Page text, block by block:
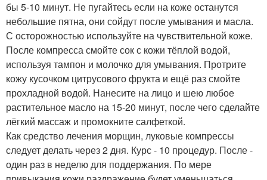
бы 5-10 минут. Не пугайтесь если на коже останутся
небольшие пятна, они сойдут после умывания и масла.
С осторожностью используйте на чувствительной коже.
После компресса смойте сок с кожи тёплой водой,
используя тампон и молочко для умывания. Протрите
кожу кусочком цитрусового фрукта и ещё раз смойте
прохладной водой. Нанесите на лицо и шею любое
растительное масло на 15-20 минут, после чего сделайте
лёгкий массаж и промокните салфеткой.
Как средство лечения морщин, луковые компрессы
следует делать через 2 дня. Курс - 10 процедур. После -
один раз в неделю для поддержания. По мере